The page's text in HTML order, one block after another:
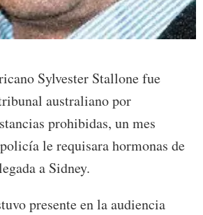
Sylvester Stallone fue
australiano por
prohibidas, un mes
le requisara hormonas de
a Sidney.
presente en la audiencia